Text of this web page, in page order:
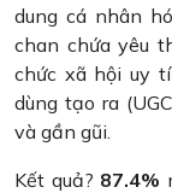
dung cá nhân
chan chứa yêu
chức xã hội uy
dùng tạo ra
và gần gũi.
Kết quả? 87.4%